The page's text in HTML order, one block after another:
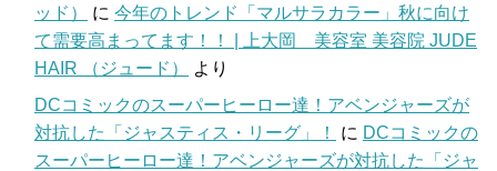
ッド）
に 今年のトレンド「マルサラカラー」秋に向け
て需要高まってます！！ | 上大岡 美容室 美容院 JUDE
HAIR （ジュード）
より
DCコミックのスーパーヒーロー達！アベンジャーズが
対抗した「ジャスティス・リーグ」！
に DCコミックの
スーパーヒーロー達！アベンジャーズが対抗した「ジャ